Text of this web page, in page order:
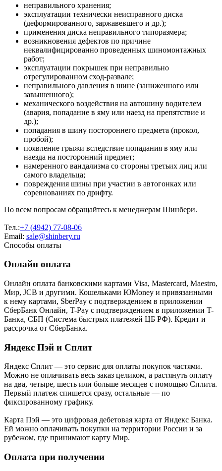
неправильного хранения;
эксплуатации технически неисправного диска
(деформированного, заржавевшего и др.);
применения диска неправильного типоразмера;
возникновения дефектов по причине
неквалифицированно проведенных шиномонтажных
работ;
эксплуатации покрышек при неправильно
отрегулированном сход-развале;
неправильного давления в шине (заниженного или
завышенного);
механического воздействия на автошину водителем
(авария, попадание в яму или наезд на препятствие и
др.);
попадания в шину постороннего предмета (прокол,
пробой);
появление грыжи вследствие попадания в яму или
наезда на посторонний предмет;
намеренного вандализма со стороны третьих лиц или
самого владельца;
повреждения шины при участии в автогонках или
соревнованиях по дрифту.
По всем вопросам обращайтесь к менеджерам Шинбери.
Тел.:+7 (4942) 77-08-06
Email: sale@shinbery.ru
Способы оплаты
Онлайн оплата
Онлайн оплата банковскими картами Visa, Mastercard, Maestro,
Мир, JCB и другими. Кошельками ЮMoney и привязанными
к нему картами, SberPay с подтверждением в приложении
СберБанк Онлайн, T-Pay с подтверждением в приложении T-
Банка, СБП (Система быстрых платежей ЦБ РФ). Кредит и
рассрочка от СберБанка.
Яндекс Пэй и Сплит
Яндекс Cплит — это сервис для оплаты покупок частями.
Можно не оплачивать весь заказ целиком, а растянуть оплату
на два, четыре, шесть или больше месяцев с помощью Сплита.
Первый платеж спишется сразу, остальные — по
фиксированному графику.
Карта Пэй — это цифровая дебетовая карта от Яндекс Банка.
Ей можно оплачивать покупки на территории России и за
рубежом, где принимают карту Мир.
Оплата при получении